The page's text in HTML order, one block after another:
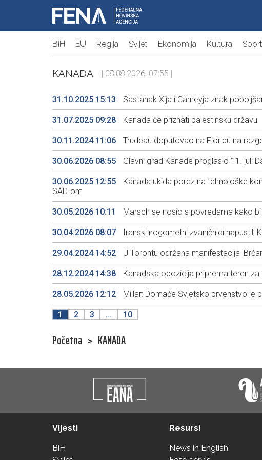
BiH EU Regija Svijet Ekonomija Kultura Sport
KANADA | 08.08.2026. 07:55 |
31.10.2025 15:13 Sastanak Xija i Carneyja znak
31.07.2025 09:28 Kanada će priznati palestinsku državu
30.11.2024 11:06 Trudeau doputovao na Floridu na
30.06.2026 08:55 Glavni grad Kanade proglasio 11. juli
30.06.2025 12:55
Kanada ukida porez na tehnološke
SAD-om
30.05.2026 10:11 Marsch se nosio s povredama kako
30.04.2026 08:07 Iranski nogometni zvaničnici napustili
29.04.2024 14:52 U Torontu održana manifestacija
28.12.2024 14:38 Kanadska opozicija priprema teren
28.05.2026 12:12 Millar: Domaće Svjetsko prvenstvo je
1 2 3 ... 10
Početna > KANADA
Vijesti
BiH
Resursi
News in English